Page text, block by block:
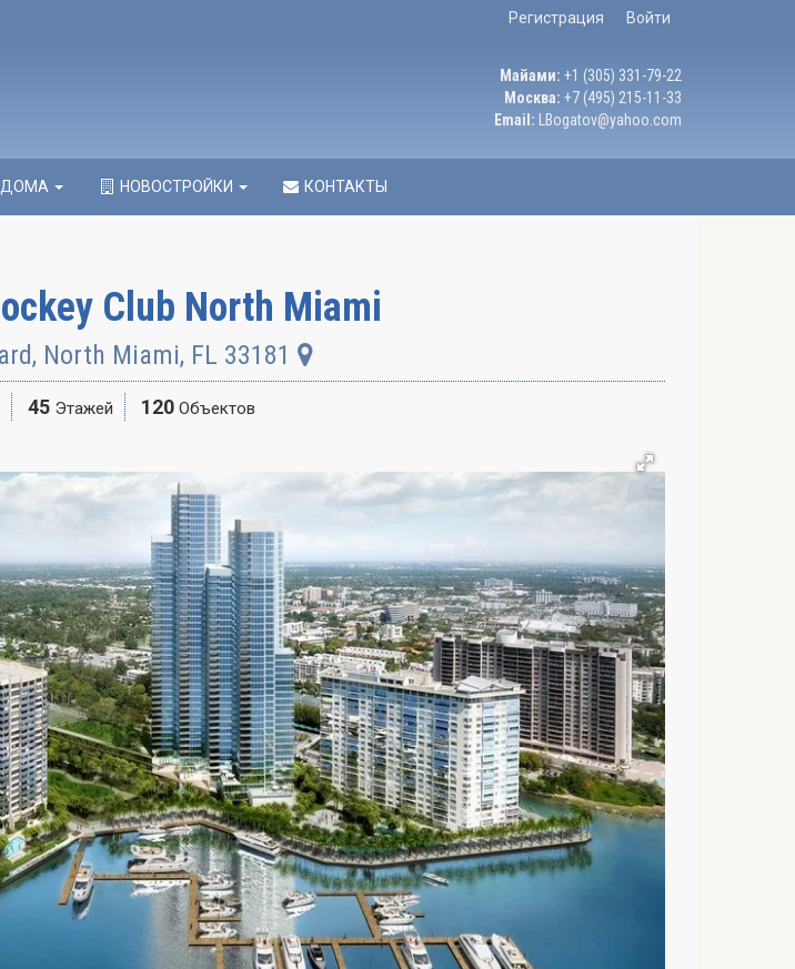
Регистрация Войти
Майами: +1 (305) 331-79-22
Москва: +7 (495) 215-11-33
Email:
LBogatov@yahoo.com
ДОМА НОВОСТРОЙКИ КОНТАКТЫ
Club North Miami
, North Miami, FL 33181
45 Этажей 120 Объектов